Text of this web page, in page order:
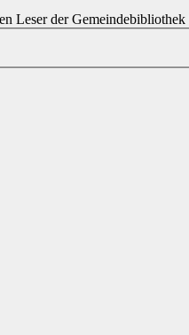
Leser der